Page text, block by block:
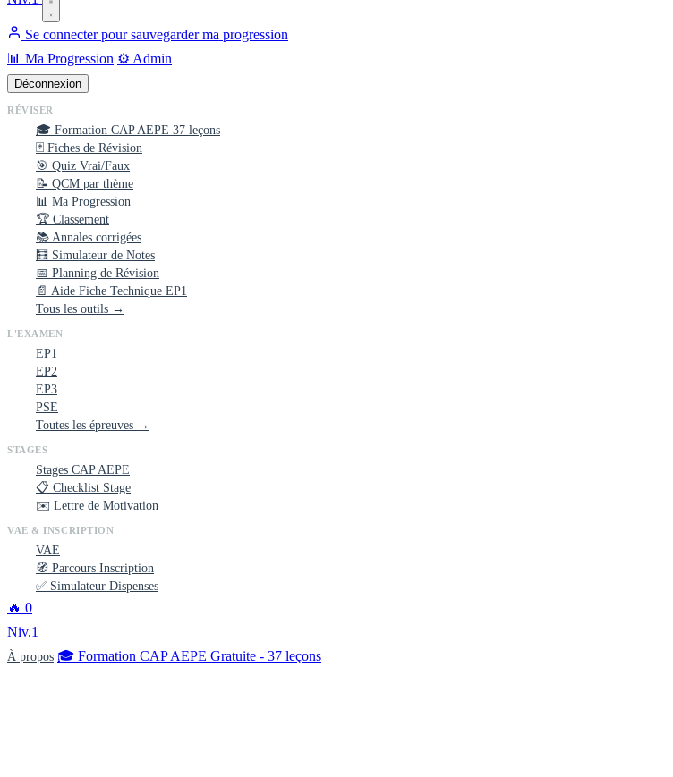
Se connecter pour sauvegarder ma progression
📊 Ma Progression ⚙️ Admin
Déconnexion
RÉVISER
🎓 Formation CAP AEPE 37 leçons
🃏 Fiches de Révision
🎯 Quiz Vrai/Faux
📝 QCM par thème
📊 Ma Progression
🏆 Classement
📚 Annales corrigées
🧮 Simulateur de Notes
📅 Planning de Révision
📄 Aide Fiche Technique EP1
Tous les outils →
L'EXAMEN
EP1
EP2
EP3
PSE
Toutes les épreuves →
STAGES
Stages CAP AEPE
📋 Checklist Stage
✉️ Lettre de Motivation
VAE & INSCRIPTION
VAE
🧭 Parcours Inscription
✅ Simulateur Dispenses
🔥 0
Niv.1
À propos 🎓 Formation CAP AEPE Gratuite - 37 leçons